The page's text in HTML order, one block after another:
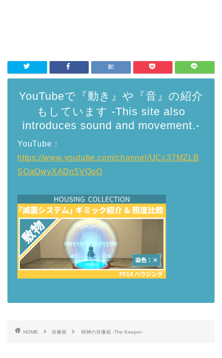
YouTubeで『動き』や『音』の紹介
もしています -This site also
introduces sound and movement.-
YouTube：
https://www.youtube.com/channel/UCc37MZLB
SOaQwyXADn5VQoQ
HOME 肖像画 時神の肖像画 -The Keeper-